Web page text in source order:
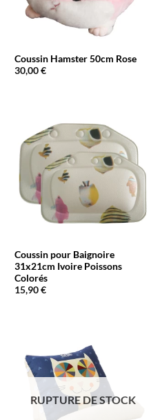
Coussin Hamster 50cm Rose
30,00€
Coussin pour Baignoire
31x21cm Ivoire Poissons
Colorés
15,90€
RUPTURE DE STOCK